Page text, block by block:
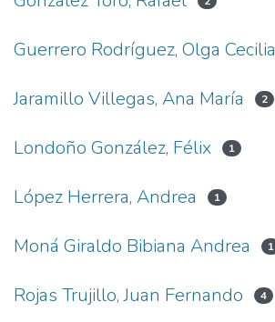
Guerrero Rodríguez, Olga Cecilia
Jaramillo Villegas, Ana María 2
Londoño González, Félix 1
López Herrera, Andrea 1
Moná Giraldo Bibiana Andrea 1
Rojas Trujillo, Juan Fernando 4